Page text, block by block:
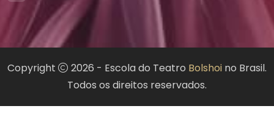
Copyright 2026 - Escola do Teatro Bolshoi no Brasil.
Todos os direitos reservados.